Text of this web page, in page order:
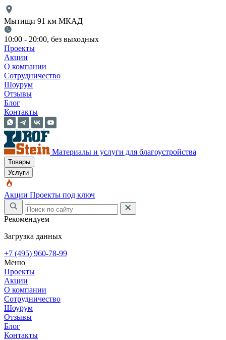
Мытищи 91 км МКАД
10:00 - 20:00, без выходных
Проекты
Акции
О компании
Сотрудничество
Шоурум
Отзывы
Блог
Контакты
Материалы и услуги для благоустройства
Товары
Услуги
Акции Проекты под ключ
Рекомендуем
Загрузка данных
+7 (495) 960-78-99
Меню
Проекты
Акции
О компании
Сотрудничество
Шоурум
Отзывы
Блог
Контакты